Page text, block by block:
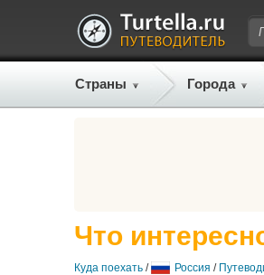
Страны Города
Что
Куда поехать / Россия /